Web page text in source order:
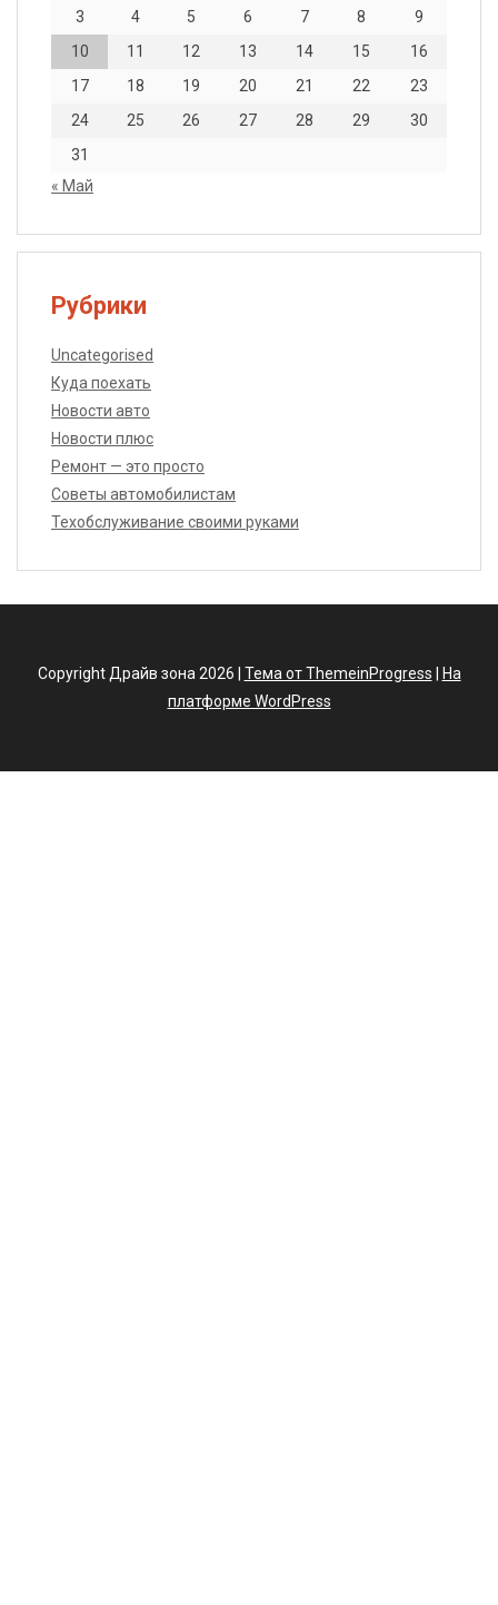
3
4 5 6 7 8
9
10
11 12 13 14 15
16
17
18 19 20 21 22
23
24
25 26 27 28 29
30
31
« Май
Рубрики
Uncategorised
Куда поехать
Новости авто
Новости плюс
Ремонт — это просто
Советы автомобилистам
Техобслуживание своими руками
Copyright Драйв зона 2026 | Тема от ThemeinProgress
На
платформе WordPress